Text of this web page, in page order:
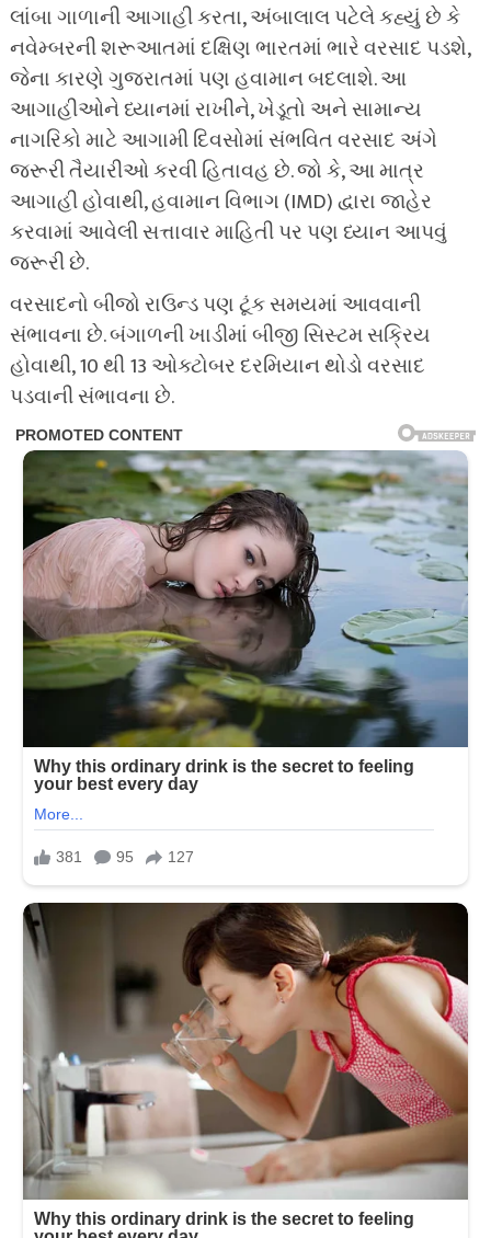
લાંબા ગાળાની આગાહી કરતા, અંબાલાલ પટેલે કહ્યું છે કે
નવેમ્બરની શરૂઆતમાં દક્ષિણ ભારતમાં ભારે વરસાદ પડશે,
જેના કારણે ગુજરાતમાં પણ હવામાન બદલાશે. આ
આગાહીઓને ધ્યાનમાં રાખીને, ખેડૂતો અને સામાન્ય
નાગરિકો માટે આગામી દિવસોમાં સંભવિત વરસાદ અંગે
જરૂરી તૈયારીઓ કરવી હિતાવહ છે. જો કે, આ માત્ર
આગાહી હોવાથી, હવામાન વિભાગ (IMD) દ્વારા જાહેર
કરવામાં આવેલી સત્તાવાર માહિતી પર પણ ધ્યાન આપવું
જરૂરી છે.
વરસાદનો બીજો રાઉન્ડ પણ ટૂંક સમયમાં આવવાની
સંભાવના છે. બંગાળની ખાડીમાં બીજી સિસ્ટમ સક્રિય
હોવાથી, 10 થી 13 ઓક્ટોબર દરમિયાન થોડો વરસાદ
પડવાની સંભાવના છે.